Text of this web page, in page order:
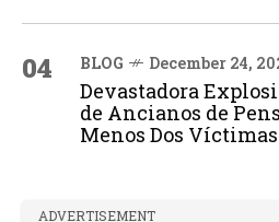
04 BLOG December 24,
Devastadora
de Ancianos de
Menos Dos
ADVERTISEMENT